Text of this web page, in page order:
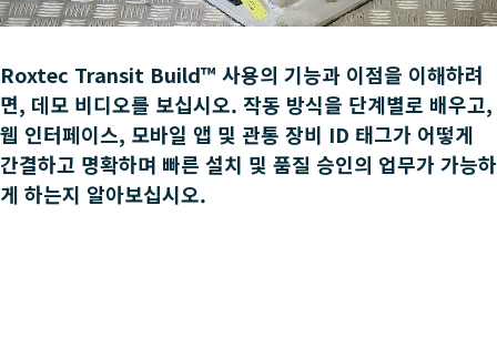
Roxtec Transit Build™ 사용의 기능과 이점을 이해하려
면, 데모 비디오를 보십시오. 작동 방식을 단계별로 배우고,
웹 인터페이스, 모바일 앱 및 관통 장비 ID 태그가 어떻게
간결하고 명확하며 빠른 설치 및 품질 승인의 업무가 가능하
게 하는지 알아보십시오.